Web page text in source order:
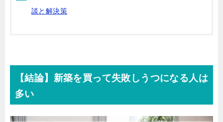
談と解決策
【結論】新築を買って失敗しうつになる人は
多い